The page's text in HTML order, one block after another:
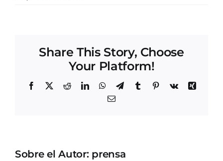
Share This Story, Choose
Your Platform!
Facebook
X RedditLinkedInWhatsApp
TelegramTumblrPinterest
Vk
Xing
Correo
Sobre el Autor: prensa